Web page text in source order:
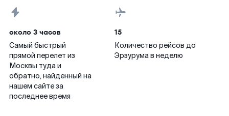
около 3 часов
Самый быстрый
прямой перелет из
Москвы туда и
обратно, найденный на
нашем сайте за
последнее время
15
Количество рейсов до
Эрзурума в неделю